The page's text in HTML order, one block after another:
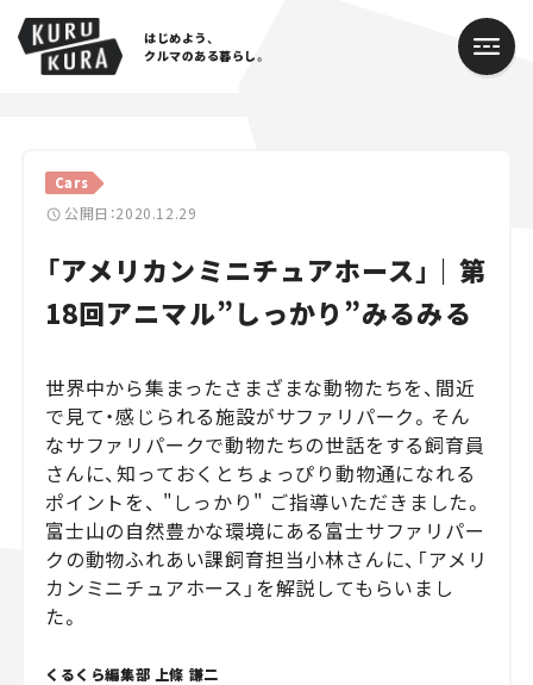
はじめよう、
クルマのある暮らし。
Cars
公開日：2020.12.29
「アメリカンミニチュアホース」｜第
18回アニマル”しっかり”みるみる
世界中から集まったさまざまな動物たちを、間近
で見て・感じられる施設がサファリパーク。そん
なサファリパークで動物たちの世話をする飼育員
さんに、知っておくとちょっぴり動物通になれる
ポイントを、 "しっかり" ご指導いただきました。
富士山の自然豊かな環境にある富士サファリパー
クの動物ふれあい課飼育担当小林さんに、「アメリ
カンミニチュアホース」を解説してもらいまし
た。
くるくら編集部 上條 謙二
Cars
Lifestyle
Traffic
Special
Series
Campaign
人気のハッシュタグ
スズキ ジムニー｜Suzuki Jimny
スズキ｜Suzuki
マツダ｜Mazda
マツダ ロードスター｜Mazda Roadster